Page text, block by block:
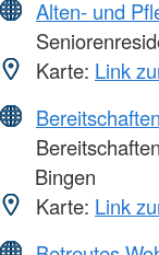
Alten- und
Karte: Link
Bingen
Karte: Link